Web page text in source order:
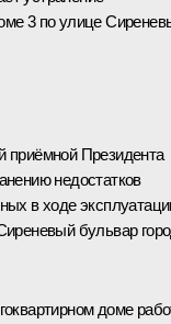
3 по улице
приёмной Президента
недостатков
в ходе
бульвар
доме